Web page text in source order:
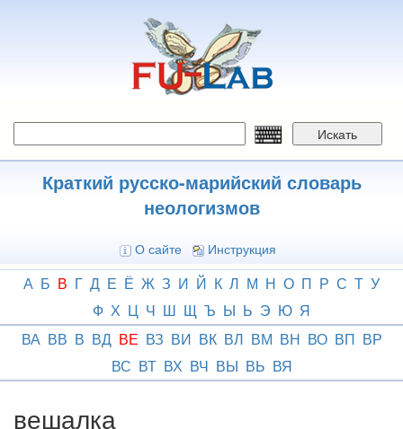
Искать
Краткий русско-марийский словарь
неологизмов
О сайте Инструкция
А Б В Г Д Е Ё Ж З И Й К Л М Н О П Р С Т У
Ф Х Ц Ч Ш Щ Ъ Ы Ь Э Ю Я
ВА ВВ В ВД ВЕ ВЗ ВИ ВК ВЛ ВМ ВН ВО ВП ВР
ВС ВТ ВХ ВЧ ВЫ ВЬ ВЯ
вешалка